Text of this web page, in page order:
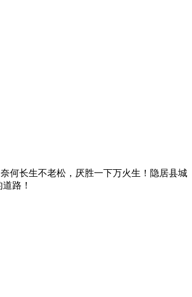
何长生不老松，厌胜一下万火生！隐居县城
路！